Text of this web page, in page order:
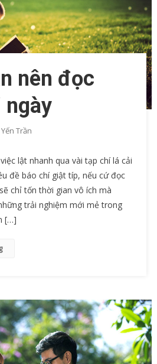
nên đọc
ngày
Yến Trần
lật nhanh qua vài tạp chí lá cải
đề báo chí giật típ, nếu cứ đọc
chỉ tốn thời gian vô ích mà
trải nghiệm mới mẻ trong
[…]